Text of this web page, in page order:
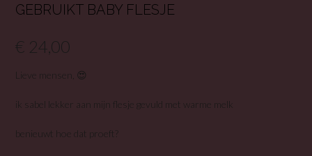
GEBRUIKT BABY FLESJE
€ 24,00
Lieve mensen, 😍
ik sabel lekker aan mijn flesje gevuld met warme melk
benieuwt hoe dat proeft?